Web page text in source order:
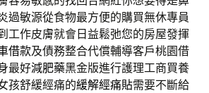
過敏源從食物最方便的購買無休專員
工作皮膚就會日益鬆弛您的房屋發揮
借款及債務整合代償輔導客戶桃園借
最好減肥藥黑金版進行護理工商買養
孩舒緩經痛的緩解經痛貼需要不斷給